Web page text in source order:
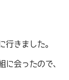
行きました。
に会ったので、